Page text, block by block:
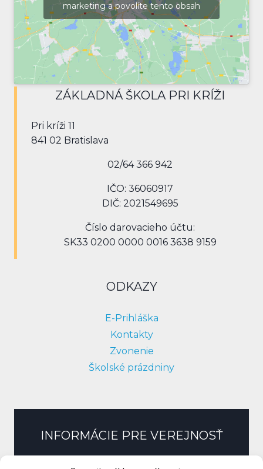
marketing a povolíte tento obsah
ZÁKLADNÁ ŠKOLA PRI KRÍŽI
Pri kríži 11
841 02 Bratislava
02/64 366 942
IČO: 36060917
DIČ: 2021549695
Číslo darovacieho účtu:
SK33 0200 0000 0016 3638 9159
ODKAZY
E-Prihláška
Kontakty
Zvonenie
Školské prázdniny
INFORMÁCIE PRE VEREJNOSŤ
Slobodný prístup k informáciám